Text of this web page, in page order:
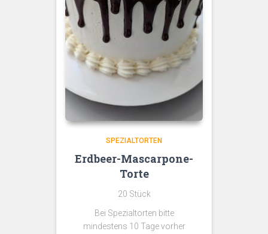
SPEZIALTORTEN
Erdbeer-Mascarpone-
Torte
20 Stück
Bei Spezialtorten bitte
mindestens 10 Tage vorher